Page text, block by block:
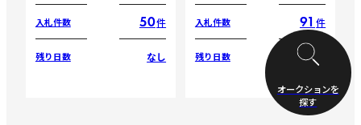
入札件数 50件
残り日数 なし
入札件数 91 件
残り日数 なし
オークションを
探す